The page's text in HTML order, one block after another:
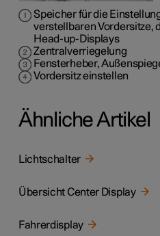
Speicher für die
verstellbaren Vordersitze,
Head-up-Displays
Zentralverriegelung
Fensterheber,
Vordersitz einstellen
Ähnliche Artikel
Lichtschalter
Übersicht Center Display
Fahrerdisplay